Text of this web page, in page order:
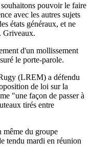
pouvoir le faire
avec les autres sujets
états généraux, et ne
Griveaux.
d'un mollissement
le porte-parole.
(LREM) a défendu
de loi sur la
"une façon de passer à
tirés entre
même du groupe
tendu mardi en réunion